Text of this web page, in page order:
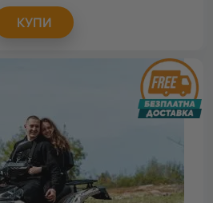
КУПИ